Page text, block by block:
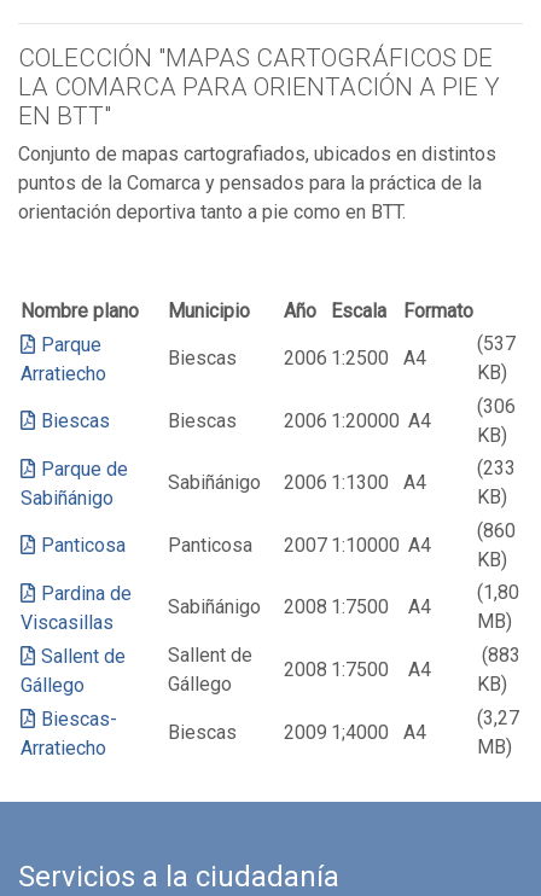
COLECCIÓN "MAPAS CARTOGRÁFICOS DE
LA COMARCA PARA ORIENTACIÓN A PIE Y
EN BTT"
Conjunto de mapas cartografiados, ubicados en distintos
puntos de la Comarca y pensados para la práctica de la
orientación deportiva tanto a pie como en BTT.
Nombre plano Municipio Año Escala
Formato
Parque
Arratiecho
Biescas 2006 1:2500 A4
(537
KB)
Biescas Biescas 2006 1:20000 A4
(306
KB)
Parque de
Sabiñánigo
Sabiñánigo 2006 1:1300 A4
(233
KB)
Panticosa Panticosa 2007 1:10000 A4
(860
KB)
Pardina de
Viscasillas
Sabiñánigo 2008 1:7500 A4
(1,80
MB)
Sallent de
Gállego
Sallent de
Gállego
2008 1:7500 A4
(883
KB)
Biescas-
Arratiecho
Biescas 2009 1;4000 A4
(3,27
MB)
Servicios a la ciudadanía